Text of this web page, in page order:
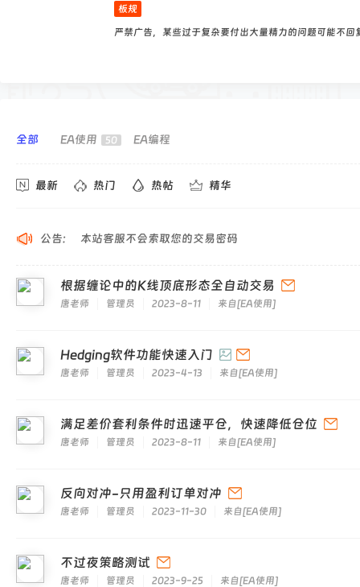
板规
严禁广告，某些过于复杂要付出大量精力的问题可能不回
全部 EA使用 50 EA编程
最新 热门 热帖 精华
公告: 本站客服不会索取您的交易密码
根据缠论中的K线顶底形态全自动交易
唐老师 管理员 2023-8-11 来自[EA使用]
Hedging软件功能快速入门
唐老师 管理员 2023-4-13 来自[EA使用]
满足差价套利条件时迅速平仓，快速降低仓位
唐老师 管理员 2023-8-11 来自[EA使用]
反向对冲-只用盈利订单对冲
唐老师 管理员 2023-11-30 来自[EA使用]
不过夜策略测试
唐老师 管理员 2023-9-25 来自[EA使用]